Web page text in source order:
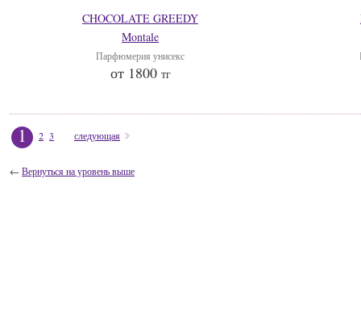
CHOCOLATE GREEDY
Montale
Парфюмерия унисекс
от 1800 тг
1 2 3 следующая
← Вернуться на уровень выше